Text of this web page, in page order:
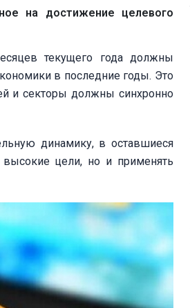
на достижение целевого
текущего года должны
в последние годы. Это
и секторы должны синхронно
динамику, в оставшиеся
цели, но и применять